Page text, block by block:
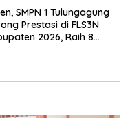
SMPN 1 Tulungagung
Prestasi di FLS3N
2026, Raih 8